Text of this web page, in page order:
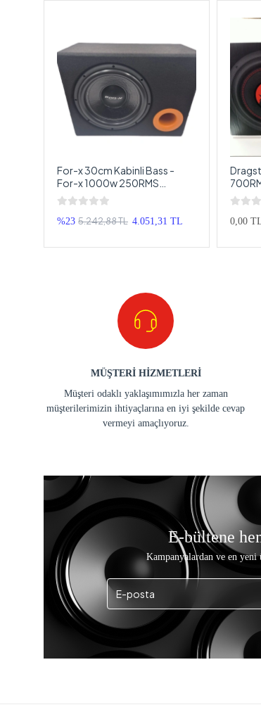
For-x 30cm Kabinli Bass -
For-x 1000w 250RMS
Subwoofer 30cm - For-x
1000'lik 30cm Bufur
%23 5.242,88 TL 4.051,31 TL
Çift
0,00
MÜŞTERİ HİZMETLERİ
Müşteri odaklı yaklaşımımızla her zaman
müşterilerimizin ihtiyaçlarına en iyi şekilde cevap
vermeyi amaçlıyoruz.
E-bültene
Kampanyalardan ve en